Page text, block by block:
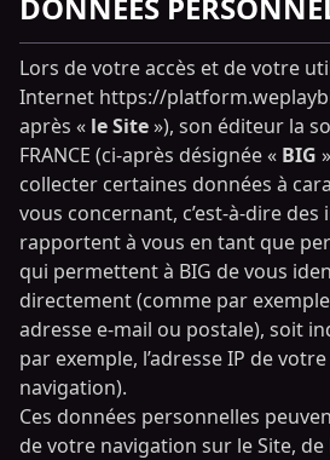
Lors de votre accès et de votre
Internet https://
après « le Site»), son éditeur la
FRANCE (ci-après désignée « BIG
collecter certaines données à
vous concernant, c’est-à-dire
rapportent à vous en tant que
qui permettent à BIG de vous
directement (comme par
adresse e-mail ou postale), soit
par exemple, l’adresse IP de
navigation).
Ces données personnelles
de votre navigation sur le Site, de